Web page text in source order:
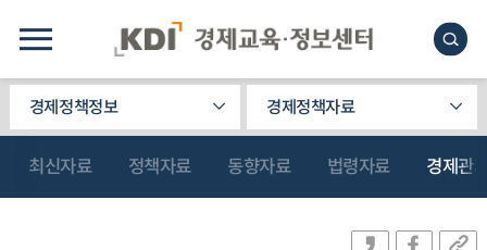
경제정책정보 경제정책자료
최신자료 정책자료 동향자료 법령자료 경제관